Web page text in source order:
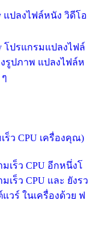
แปลงไฟล์หนัง วิดีโอ
โปรแกรมแปลงไฟล์
รูปภาพ แปลงไฟล์ห
ร็ว CPU เครื่องคุณ)
เร็ว CPU อีกหนึ่งโ
ร็ว CPU และ ยังรว
วร์ ในเครื่องด้วย ฟ